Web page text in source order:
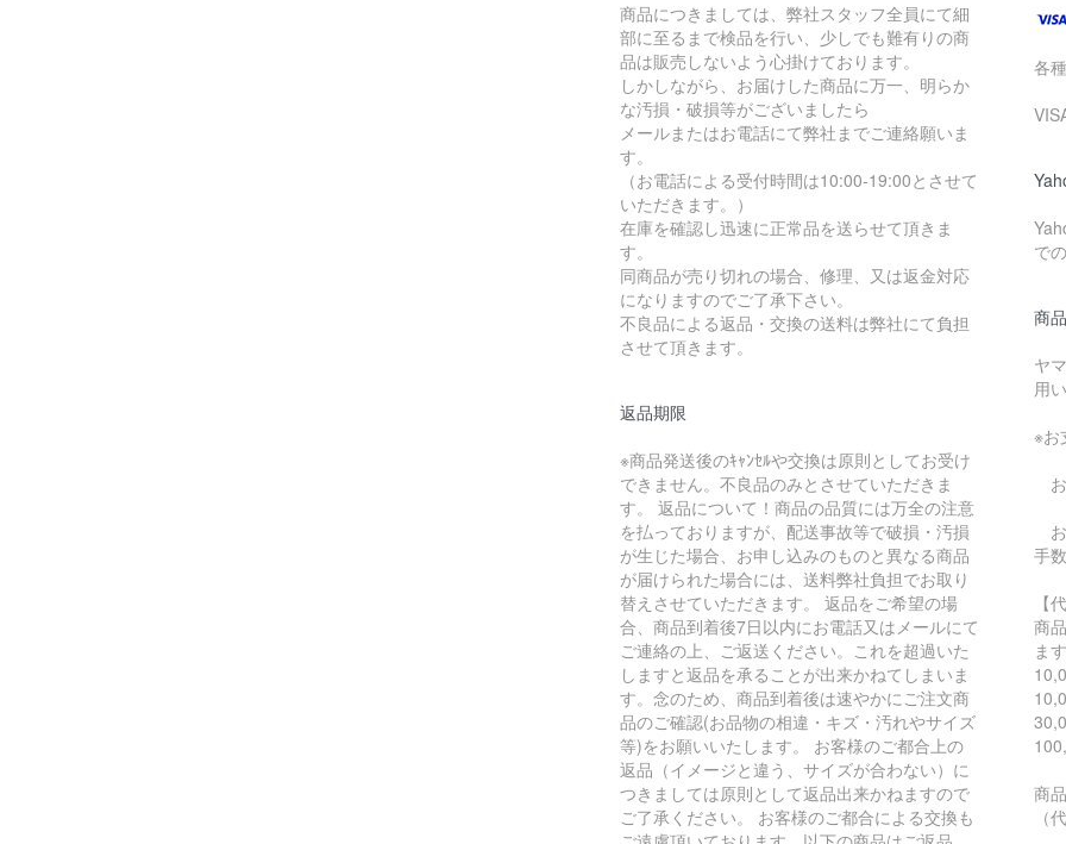
商品につきましては、弊社スタッフ全員にて細
部に至るまで検品を行い、少しでも難有りの商
品は販売しないよう心掛けております。
しかしながら、お届けした商品に万一、明らか
な汚損・破損等がございましたら
メールまたはお電話にて弊社までご連絡願いま
す。
（お電話による受付時間は10:00-19:00とさせて
いただきます。）
在庫を確認し迅速に正常品を送らせて頂きま
す。
同商品が売り切れの場合、修理、又は返金対応
になりますのでご了承下さい。
不良品による返品・交換の送料は弊社にて負担
させて頂きます。
返品期限
※商品発送後のｷｬﾝｾﾙや交換は原則としてお受け
できません。不良品のみとさせていただきま
す。 返品について！商品の品質には万全の注意
を払っておりますが、配送事故等で破損・汚損
が生じた場合、お申し込みのものと異なる商品
が届けられた場合には、送料弊社負担でお取り
替えさせていただきます。 返品をご希望の場
合、商品到着後7日以内にお電話又はメールにて
ご連絡の上、ご返送ください。これを超過いた
しますと返品を承ることが出来かねてしまいま
す。念のため、商品到着後は速やかにご注文商
品のご確認(お品物の相違・キズ・汚れやサイズ
等)をお願いいたします。 お客様のご都合上の
返品（イメージと違う、サイズが合わない）に
つきましては原則として返品出来かねますので
ご了承ください。 お客様のご都合による交換も
各
で
商
ヤ
用
※お
手
【
商
ます
商
（